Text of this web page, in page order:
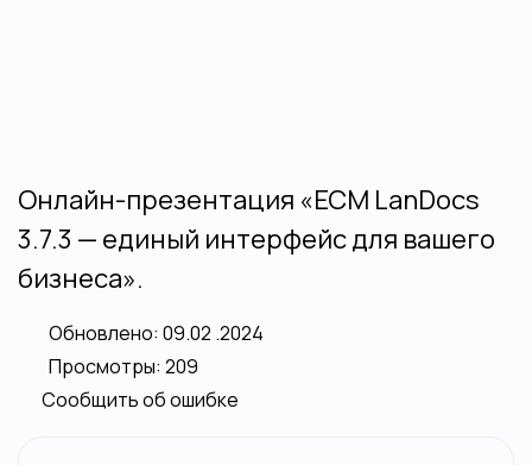
Онлайн-презентация «ЕСМ LanDocs
3.7.3 — единый интерфейс для вашего
бизнеса».
Обновлено: 09.02 .2024
Просмотры: 209
Сообщить об ошибке